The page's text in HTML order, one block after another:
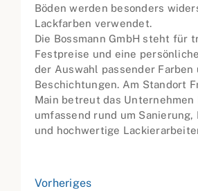
Böden werden besonders
Lackfarben verwendet.
Die Bossmann GmbH steht für
Festpreise und eine
der Auswahl passender Farben
Beschichtungen. Am Standort
Main betreut das Unternehmen
umfassend rund um Sanierung,
und hochwertige
Vorheriges